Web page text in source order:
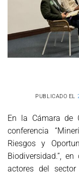
PUBLICADO EL
En la Cámara de
conferencia
Riesgos y
Biodiversidad.”,
actores del